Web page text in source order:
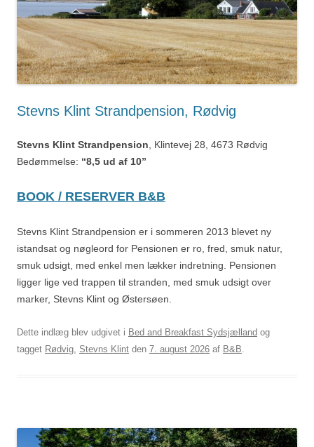
Stevns Klint Strandpension, Rødvig
Stevns Klint Strandpension , Klintevej 28, 4673 Rødvig
Bedømmelse: “8,5 ud af 10”
BOOK / RESERVER B&B
Stevns Klint Strandpension er i sommeren 2013 blevet ny
istandsat og nøgleord for Pensionen er ro, fred, smuk natur,
smuk udsigt, med enkel men lækker indretning. Pensionen
ligger lige ved trappen til stranden, med smuk udsigt over
marker, Stevns Klint og Østersøen.
Dette indlæg blev udgivet i Bed and Breakfast Sydsjælland og
tagget Rødvig Stevns Klint den 7. august 2026 af B&B